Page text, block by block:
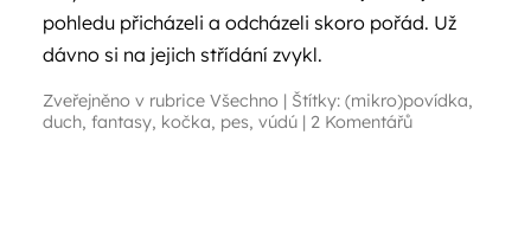
pohledu přicházeli a odcházeli skoro pořád. Už
dávno si na jejich střídání zvykl.
Zveřejněno v rubrice Všechno | Štítky: (mikro)povídka,
duch, fantasy, kočka, pes, vúdú | 2 Komentářů